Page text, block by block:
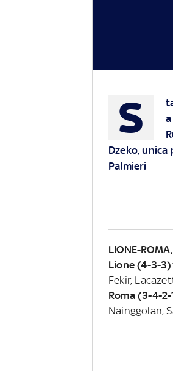
S
Dzeko, unica
Palmieri
LIONE-
Lione (4-3-3)
Fekir,
Roma (3-4-2-
Nainggolan,